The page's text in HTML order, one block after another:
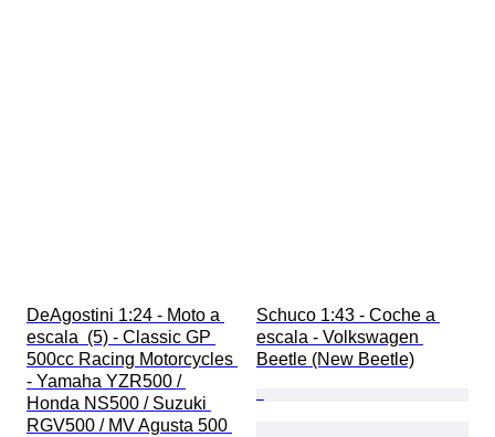
DeAgostini 1:24 - Moto a
escala  (5) - Classic GP
500cc Racing Motorcycles
- Yamaha YZR500 /
Honda NS500 / Suzuki
RGV500 / MV Agusta 500
Schuco 1:43 - Coche a
escala - Volkswagen
Beetle (New Beetle)